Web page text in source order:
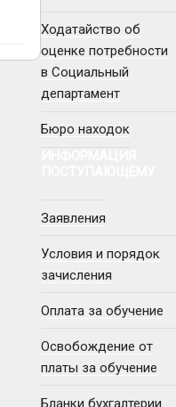
Ходатайство об
оценке потребности
в Социальный
департамент
Бюро находок
Заявления
Условия и порядок
зачисления
Оплата за обучение
Освобождение от
платы за обучение
Бланки бухгалтерии